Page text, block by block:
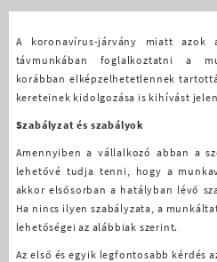
A koronavírus-járvány miatt azok
távmunkában foglalkoztatni a
korábban elképzelhetetlennek
kereteinek kidolgozása is kihívást
Szabályzat és szabályok
Amennyiben a vállalkozó abban a
lehetővé tudja tenni, hogy a
akkor elsősorban a hatályban lévő
Ha nincs ilyen szabályzata, a
lehetőségei az alábbiak szerint.
Az első és egyik legfontosabb kérdés